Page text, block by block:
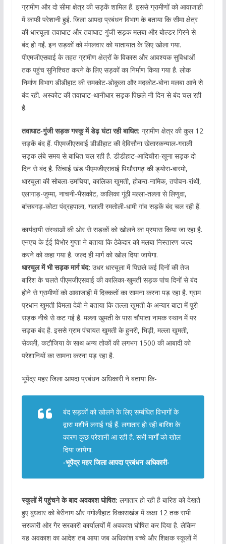
ग्रामीण और दो सीमा क्षेत्र की सड़कें शामिल हैं. इससे ग्रामीणों को आवाजाही
में काफी परेशानी हुई. जिला आपदा प्रबंधन विभाग के बताया कि सीमा क्षेत्र
की धारचूला-तवाघाट और तवाघाट-गुंजी सड़क मलबा और बोल्डर गिरने से
बंद हो गईं. इन सड़कों को मंगलवार को यातायात के लिए खोला गया.
पीएमजीएसवाई के तहत ग्रामीण क्षेत्रों के विकास और आवश्यक सुविधाओं
तक पहुंच सुनिश्चित करने के लिए सड़कों का निर्माण किया गया है. लोक
निर्माण विभाग डीडीहाट की समकोट-डोकुला और मदकोट-बोना मलबा आने से
बंद रही. अस्कोट की तवाघाट-थानीधार सड़क पिछले नौ दिन से बंद चल रही
है.
तवाघाट-गुंजी सड़क गस्कू में डेढ़ घंटा रही बाधित: ग्रामीण क्षेत्र की कुल 12
सड़कें बंद हैं. पीएमजीएसवाई डीडीहाट की देविसौना खेतारकन्याल-गराली
सड़क लंबे समय से बाधित चल रही है. डीडीहाट-आदिचौरा-खूना सड़क दो
दिन से बंद है. सिंचाई खंड पीएमजीएसवाई पिथौरागढ़ की ड्योरा-बारमो,
धारचूला की सोबला-उमचिया, कालिका खुमती, होकरा-नामिक, तपोवन-रांथी,
एलागाड़-जुम्मा, नाचनी-भैंसकोट, कालिका गूंठी मल्ला-तल्ला से लिणुवा,
बांसबगड़-कोटा पंद्रहपाला, गलाती रमतोली-धामी गांव सड़कें बंद चल रही हैं.
कार्यदायी संस्थाओं की ओर से सड़कों को खोलने का प्रयास किया जा रहा है.
एनएच के ईई विभोर गुप्ता ने बताया कि ठेकेदार को मलबा निस्तारण जल्द
करने को कहा गया है. जल्द ही मार्ग को खोल दिया जायेगा.
धारचूल में भी सड़क मार्ग बंद: उधर धारचूला में पिछले कई दिनों की तेज
बारिश के चलते पीएमजीएसवाई की कालिका-खुमती सड़क पांच दिनों से बंद
होने से ग्रामीणों को आवाजाही में दिक्कतों का सामना करना पड़ रहा है. ग्राम
प्रधान खुमती विमला देवी ने बताया कि तल्ला खुमती के अन्यार बाटा में पूरी
सड़क नीचे से कट गई है. मल्ला खुमती के पास चौपाता नामक स्थान में पर
सड़क बंद है. इससे ग्राम पंचायत खुमती के हुनरी, भिड़ी, मल्ला खुमती,
सेकली, कटौजिया के साथ अन्य तोकों की लगभग 1500 की आबादी को
परेशानियों का सामना करना पड़ रहा है.
भूपेंद्र महर जिला आपदा प्रबंधन अधिकारी ने बताया कि-
बंद सड़कों को खोलने के लिए सम्बंधित विभागों के
द्वारा मशीनें लगाई गई हैं. लगातार हो रही बारिश के
कारण कुछ परेशानी आ रही है. सभी मार्गों को खोल
दिया जायेगा.
-भूपेंद्र महर जिला आपदा प्रबंधन अधिकारी-
स्कूलों में पहुंचने के बाद अवकाश घोषित: लगातार हो रही है बारिश को देखते
हुए बुधवार को बेरीनाग और गंगोलीहाट विकासखंड में कक्षा 12 तक सभी
सरकारी ओर गैर सरकारी कार्यालयों में अवकाश घोषित कर दिया है. लेकिन
यह अवकाश का आदेश तब आया जब अधिकांश बच्चे और शिक्षक स्कूलों में